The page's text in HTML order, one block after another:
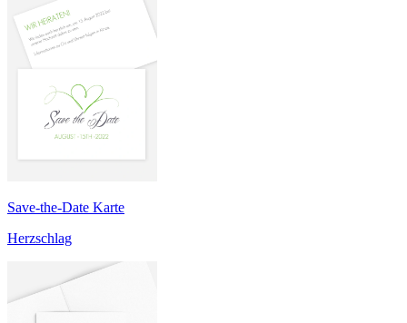
Save-the-Date Karte
Herzschlag